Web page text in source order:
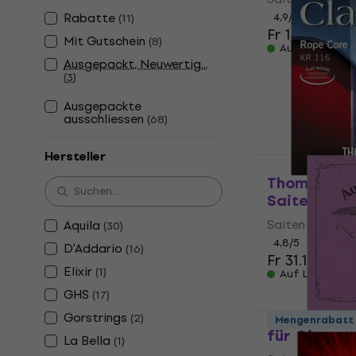
Rabatte (11)
Mit Gutschein (8)
Ausgepackt, Neuwertig...
(3)
Ausgepackte
ausschliessen (68)
Hersteller
Aquila (30)
D'Addario (16)
Elixir (1)
GHS (17)
Gorstrings (2)
La Bella (1)
4,9/5
Fr 19Fr 19.64
Auf Lager
Thomastik
Saiten für
Saiten für
4,8/5
Fr 31.10
Auf Lager
Aquila
für Gitarre
Mengenrabatt